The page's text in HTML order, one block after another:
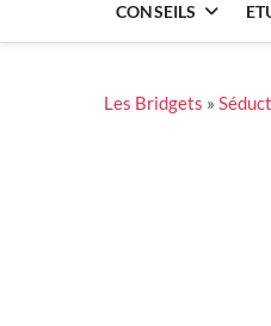
CONSEILS
Les Bridgets »